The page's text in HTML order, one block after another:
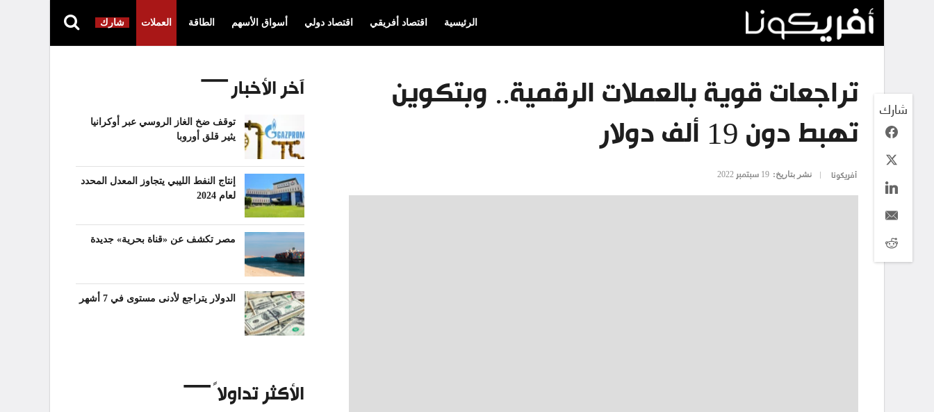
الرئيسية اقتصاد أفريقي اقتصاد دولي أسواق الأسهم الطاقة العملات شارك
تراجعات قوية بالعملات الرقمية.. وبتكوين
تهبط دون 19 ألف دولار
أفريكونا نشر بتاريخ: 19 سبتمبر 2022
شارك
آخر الأخبار
توقف ضخ الغاز الروسي عبر أوكرانيا
يثير قلق أوروبا
إنتاج النفط الليبي يتجاوز المعدل المحدد
لعام 2024
مصر تكشف عن «قناة بحرية» جديدة
الدولار يتراجع لأدنى مستوى في 7 أشهر
الأكثر تداولاً